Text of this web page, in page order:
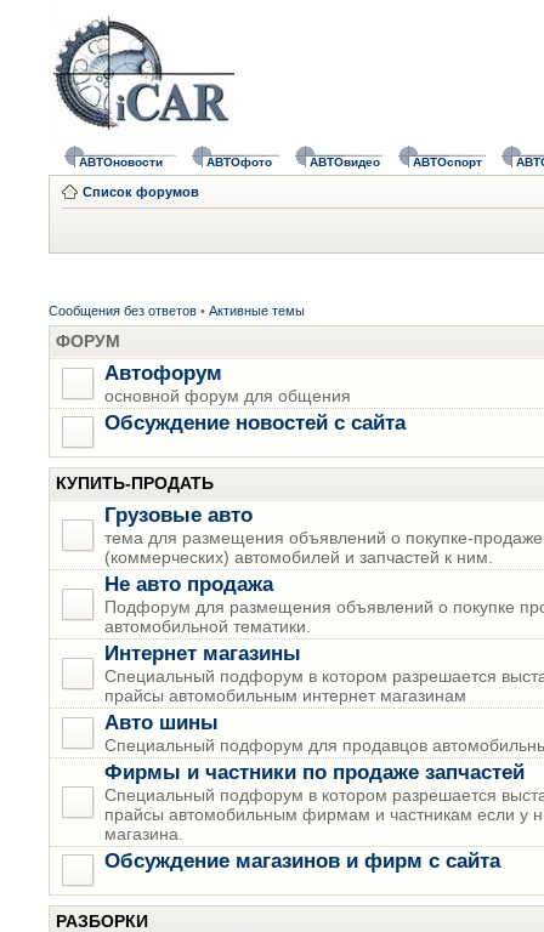
АВТОновости АВТОфото АВТОвидео АВТОспорт
Список форумов
Сообщения без ответов • Активные темы
ФОРУМ
Автофорум
основной форум для общения
Обсуждение новостей с сайта
КУПИТЬ-ПРОДАТЬ
Грузовые авто
тема для размещения объявлений о покупке-продаже
(коммерческих) автомобилей и запчастей к ним.
Не авто продажа
Подфорум для размещения объявлений о покупке
автомобильной тематики.
Интернет магазины
Специальный подфорум в котором разрешается
прайсы автомобильным интернет магазинам
Авто шины
Специальный подфорум для продавцов
Фирмы и частники по продаже запчастей
Специальный подфорум в котором разрешается
прайсы автомобильным фирмам и частникам если у
магазина.
Обсуждение магазинов и фирм с сайта
РАЗБОРКИ